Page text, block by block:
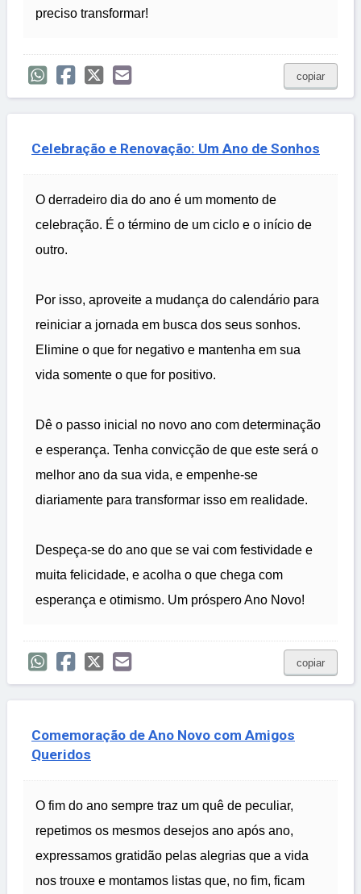
preciso transformar!
copiar
Celebração e Renovação: Um Ano de Sonhos
O derradeiro dia do ano é um momento de
celebração. É o término de um ciclo e o início de
outro.
Por isso, aproveite a mudança do calendário para
reiniciar a jornada em busca dos seus sonhos.
Elimine o que for negativo e mantenha em sua
vida somente o que for positivo.
Dê o passo inicial no novo ano com determinação
e esperança. Tenha convicção de que este será o
melhor ano da sua vida, e empenhe-se
diariamente para transformar isso em realidade.
Despeça-se do ano que se vai com festividade e
muita felicidade, e acolha o que chega com
esperança e otimismo. Um próspero Ano Novo!
copiar
Comemoração de Ano Novo com Amigos
Queridos
O fim do ano sempre traz um quê de peculiar,
repetimos os mesmos desejos ano após ano,
expressamos gratidão pelas alegrias que a vida
nos trouxe e montamos listas que, no fim, ficam